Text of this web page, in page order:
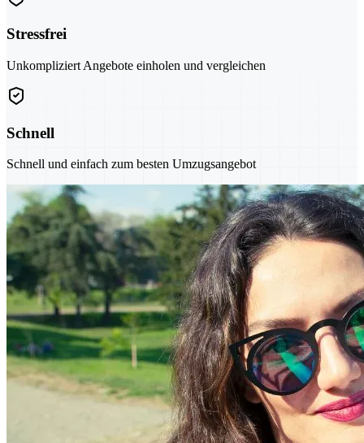
Stressfrei
Unkompliziert Angebote einholen und vergleichen
Schnell
Schnell und einfach zum besten Umzugsangebot